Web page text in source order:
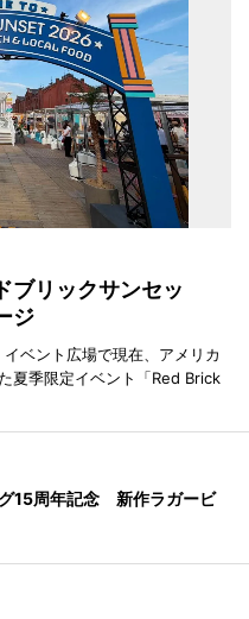
ブリックサンセッ
ジ
ベント広場で現在、アメリカ
夏季限定イベント「Red Brick
15周年記念 新作ラガービ